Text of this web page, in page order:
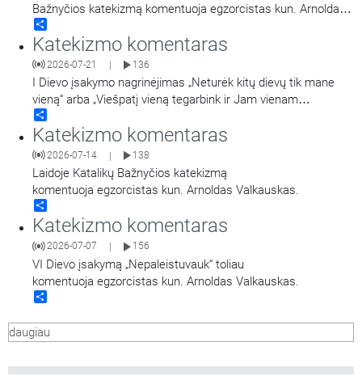
Bažnyčios katekizmą komentuoja egzorcistas kun. Arnoldas
Valkauskas.
Katekizmo komentaras
2026-07-21 | 136
I Dievo įsakymo nagrinėjimas „Neturėk kitų dievų tik mane
vieną“ arba „Viešpatį vieną tegarbink ir Jam vienam
tetarnauk“. Laidą veda kun. Arnoldas Valkauskas.
Katekizmo komentaras
2026-07-14 | 138
Laidoje Katalikų Bažnyčios katekizmą
komentuoja egzorcistas kun. Arnoldas Valkauskas.
Katekizmo komentaras
2026-07-07 156
VI Dievo įsakymą „Nepaleistuvauk“ toliau
komentuoja egzorcistas kun. Arnoldas Valkauskas.
daugiau